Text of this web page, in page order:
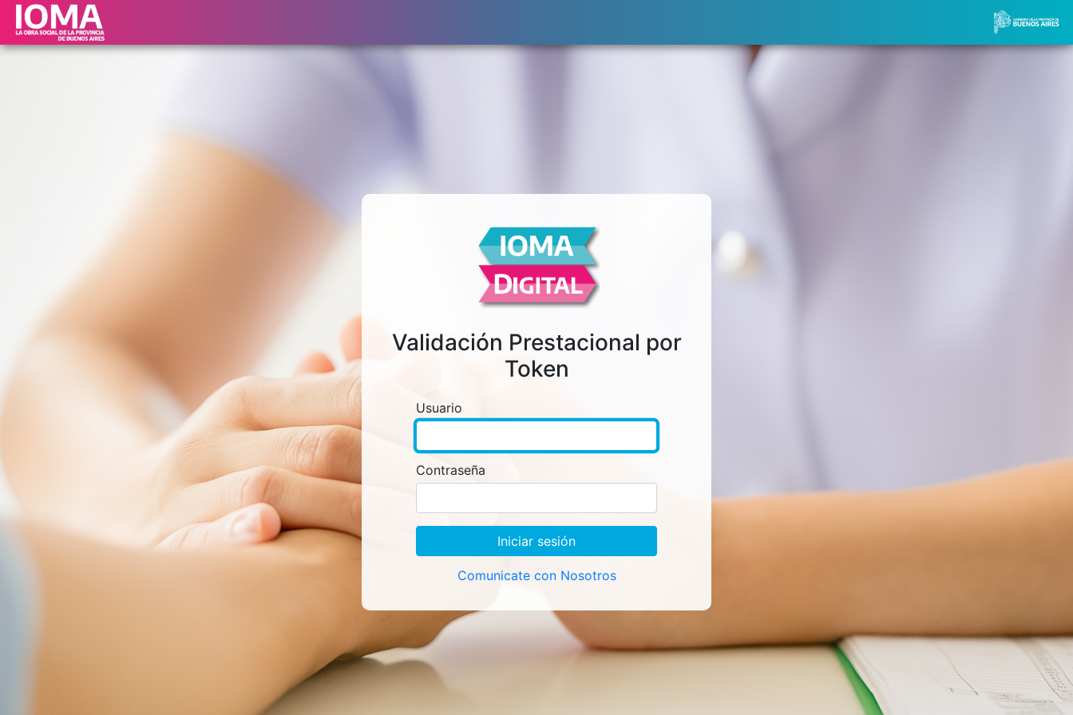
Validación Prestacional por
Token
Usuario
Contraseña
Comunicate con Nosotros